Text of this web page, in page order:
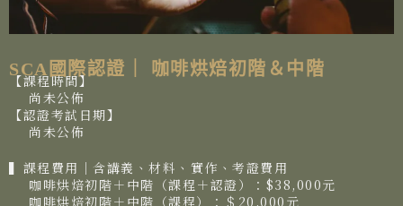
SCA國際認證｜ 咖啡烘焙初階＆中階
【課程時間】
尚未公佈
【認證考試日期】
尚未公佈
▍課程費用│含講義、材料、實作、考證費用
咖啡烘焙初階＋中階（課程＋認證）：$38,000元
咖啡烘焙初階＋中階（課程）：＄20,000元